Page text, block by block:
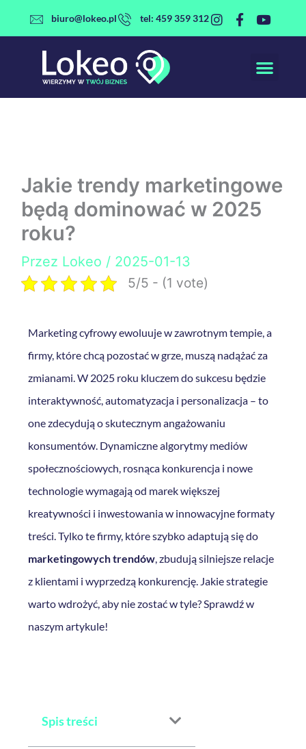
do
biuro@lokeo.pl tel: 459 359 312
Jakie trendy marketingowe
będą dominować w 2025
roku?
Przez Lokeo / 2025-01-13
5/5 - (1 vote)
Marketing cyfrowy ewoluuje w zawrotnym tempie, a
firmy, które chcą pozostać w grze, muszą nadążać za
zmianami. W 2025 roku kluczem do sukcesu będzie
interaktywność, automatyzacja i personalizacja – to
one zdecydują o skutecznym angażowaniu
konsumentów. Dynamiczne algorytmy mediów
społecznościowych, rosnąca konkurencja i nowe
technologie wymagają od marek większej
kreatywności i inwestowania w innowacyjne formaty
treści. Tylko te firmy, które szybko adaptują się do
marketingowych trendów, zbudują silniejsze relacje
z klientami i wyprzedzą konkurencję. Jakie strategie
warto wdrożyć, aby nie zostać w tyle? Sprawdź w
naszym artykule!
Spis treści